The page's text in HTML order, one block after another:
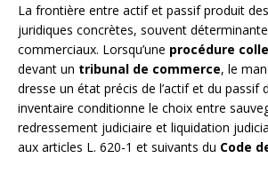
La frontière entre actif et passif produit
juridiques concrètes, souvent
commerciaux. Lorsqu’une procédure
devant un tribunal de commerce, le
dresse un état précis de l’actif et du passif
inventaire conditionne le choix entre
redressement judiciaire et liquidation
aux articles L. 620-1 et suivants du Code